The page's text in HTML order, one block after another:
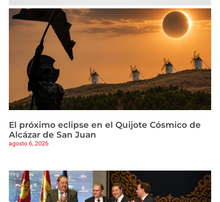
El próximo eclipse en el Quijote Cósmico de
Alcázar de San Juan
agosto 6, 2026